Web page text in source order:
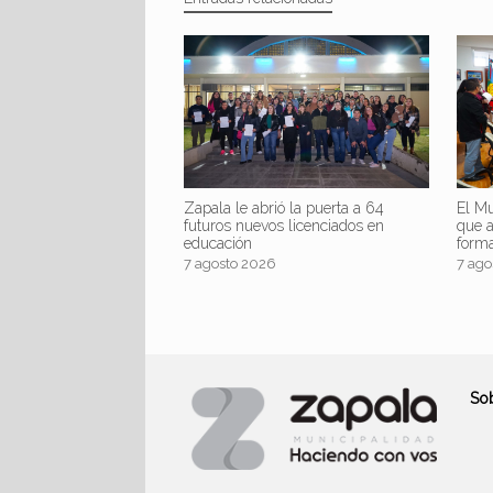
Zapala le abrió la puerta a 64
futuros nuevos licenciados en
educación
7 agosto 2026
El
que
7